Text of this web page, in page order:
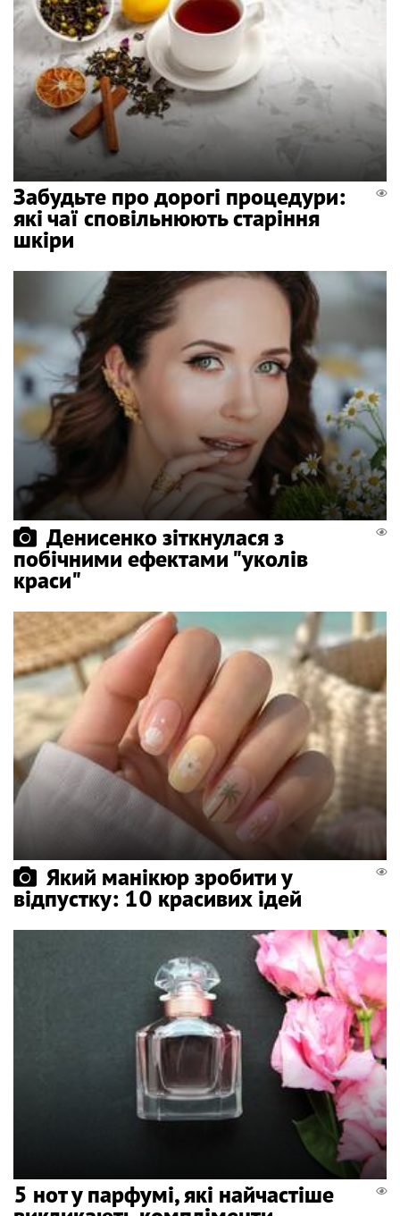
Забудьте про дорогі процедури:
які чаї сповільнюють старіння
шкіри
Денисенко зіткнулася з
побічними ефектами "уколів
краси"
Який манікюр зробити у
відпустку: 10 красивих ідей
5 нот у парфумі, які найчастіше